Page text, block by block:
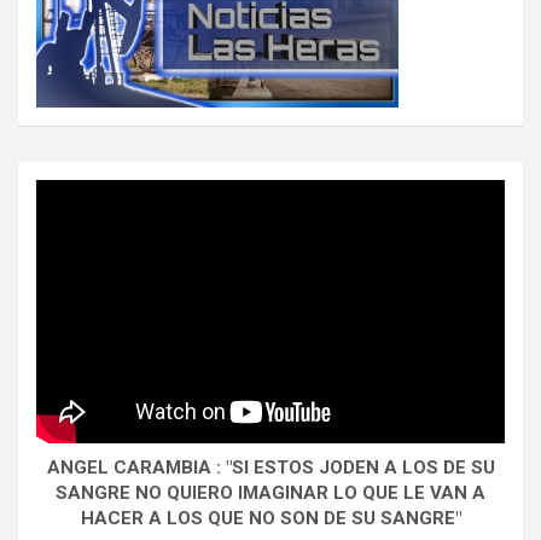
ANGEL CARAMBIA : "SI ESTOS JODEN A LOS DE SU
SANGRE NO QUIERO IMAGINAR LO QUE LE VAN A
HACER A LOS QUE NO SON DE SU SANGRE"